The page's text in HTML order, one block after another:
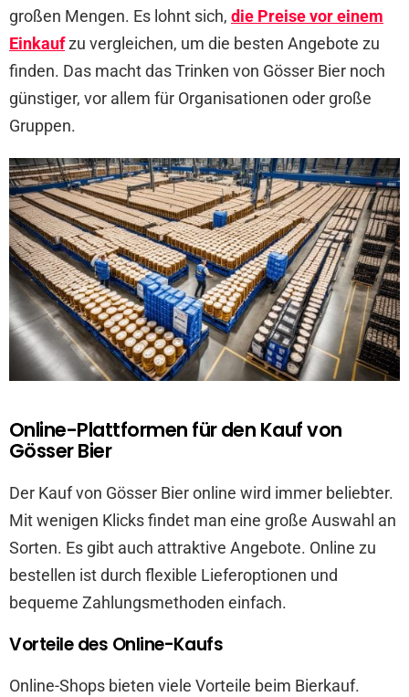
großen Mengen. Es lohnt sich, die Preise vor einem
Einkaufzu vergleichen, um die besten Angebote zu
finden. Das macht das Trinken von Gösser Bier noch
günstiger, vor allem für Organisationen oder große
Gruppen.
Online-Plattformen für den Kauf von
Gösser Bier
Der Kauf von Gösser Bier online wird immer beliebter.
Mit wenigen Klicks findet man eine große Auswahl an
Sorten. Es gibt auch attraktive Angebote. Online zu
bestellen ist durch flexible Lieferoptionen und
bequeme Zahlungsmethoden einfach.
Vorteile des Online-Kaufs
Online-Shops bieten viele Vorteile beim Bierkauf.